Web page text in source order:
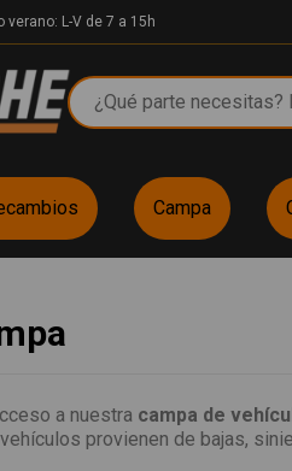
verano: L-V de 7 a 15h
Campa
a nuestra campa de
provienen de bajas,